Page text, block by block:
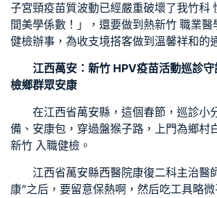
子宮頸疫苗質波動已經嚴重破壞了我竹科
間美學係數！」，還要做到熱新竹 職業醫
健檢辦事，為收支境搭客做到溫馨祥和的
江西萬安： 新竹 HPV疫苗活動巡診守
檢鄉群眾安康
在江西省萬安縣，這個春節，巡診小
備、安康包，穿過盤猴子路，上門為鄉村
新竹 入職健檢 。
江西省萬安縣西醫院康復二科主治醫
康”之后，要留意保熱啊，然后吃工具略微